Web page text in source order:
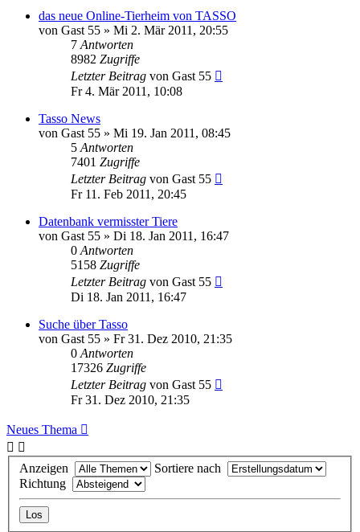
das neue Online-Tierheim von TASSO
von Gast 55 » Mi 2. Mär 2011, 20:55
7 Antworten
8982 Zugriffe
Letzter Beitrag von Gast 55
Fr 4. Mär 2011, 10:08
Tasso News
von Gast 55 » Mi 19. Jan 2011, 08:45
5 Antworten
7401 Zugriffe
Letzter Beitrag von Gast 55
Fr 11. Feb 2011, 20:45
Datenbank vermisster Tiere
von Gast 55 » Di 18. Jan 2011, 16:47
0 Antworten
5158 Zugriffe
Letzter Beitrag von Gast 55
Di 18. Jan 2011, 16:47
Suche über Tasso
von Gast 55 » Fr 31. Dez 2010, 21:35
0 Antworten
17326 Zugriffe
Letzter Beitrag von Gast 55
Fr 31. Dez 2010, 21:35
Neues Thema
Anzeigen
Sortiere nach
Richtung